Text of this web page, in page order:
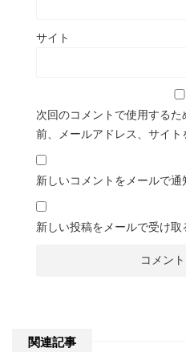
サイト
次回のコメントで使用する
前、メールアドレス、サイト
新しいコメントをメールで通
新しい投稿をメールで受け取
関連記事